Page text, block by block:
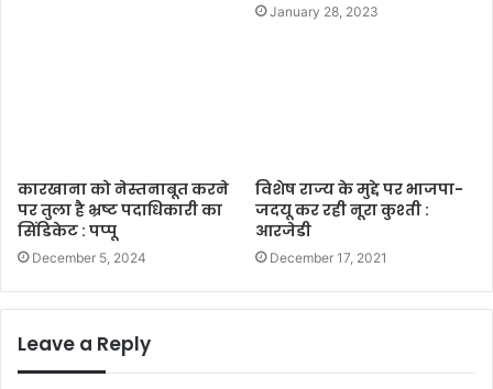
January 28, 2023
कारखाना को नेस्तनाबूत करने
पर तुला है भ्रष्ट पदाधिकारी का
सिंडिकेट : पप्पू
December 5, 2024
विशेष राज्य के मुद्दे पर भाजपा-
जदयू कर रही नूरा कुश्ती :
आरजेडी
December 17, 2021
Leave a Reply